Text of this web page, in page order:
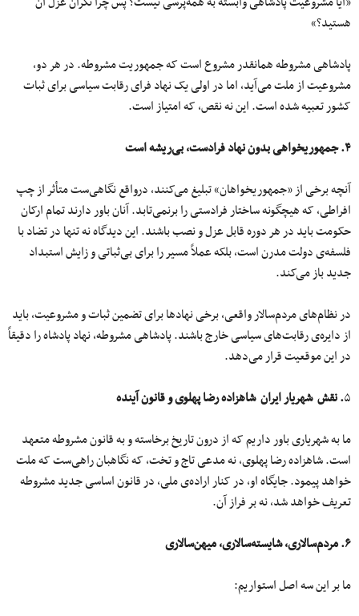
هستید؟»
پادشاهی مشروطه همانقدر مشروع است که جمهوریت مشروطه. در هر دو،
مشروعیت از ملت می‌آید، اما در اولی یک نهاد فرای رقابت سیاسی برای ثبات
کشور تعبیه شده است. این نه نقص، که امتیاز است.
۴. جمهوریخواهی بدون نهاد فرادست، بی‌ریشه است
آنچه برخی از «جمهوریخواهان» تبلیغ می‌کنند، درواقع نگاهی‌ست متأثر از چپ
افراطی، که هیچگونه ساختار فرادستی را برنمی‌تابد. آنان باور دارند تمام ارکان
حکومت باید در هر دوره قابل عزل و نصب باشند. این دیدگاه نه تنها در تضاد با
فلسفه‌ی دولت مدرن است، بلکه عملاً مسیر را برای بی‌ثباتی و زایش استبداد
جدید باز می‌کند.
در نظام‌های مردم‌سالار واقعی، برخی نهادها برای تضمین ثبات و مشروعیت، باید
از دایره‌ی رقابت‌های سیاسی خارج باشند. پادشاهی مشروطه، نهاد پادشاه را دقیقاً
در این موقعیت قرار می‌دهد.
۵. نقش شهریار ایران شاهزاده رضا پهلوی و قانون آینده
ما به شهریاری باور داریم که از درون تاریخ برخاسته و به قانون مشروطه متعهد
است. شاهزاده رضا پهلوی، نه مدعی تاج‌ و تخت، که نگاهبان راهی‌ست که ملت
خواهد پیمود. جایگاه او، در کنار اراده‌ی ملی، در قانون اساسی جدید مشروطه
تعریف خواهد شد، نه بر فراز آن.
۶. مردم‌سالاری، شایسته‌سالاری، میهن‌سالاری
ما بر این سه اصل استواریم: